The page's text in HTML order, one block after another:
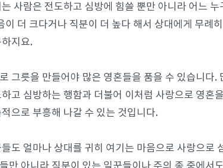
사람은 전도하고 심방에 힘쓸 뿐만 아니라 어느
이 더 크다거나 직분이 더 높다 해서 상대에게 무례
지요.
그릇을 만들어야 많은 영혼들을 품을 수 있습니다.
고 심방하는 행함과 더불어 이처럼 사랑으로 영혼
으로 부흥해 나갈 수 있는 것입니다.
도 얼마나 상대를 귀히 여기는 마음으로 사랑으로